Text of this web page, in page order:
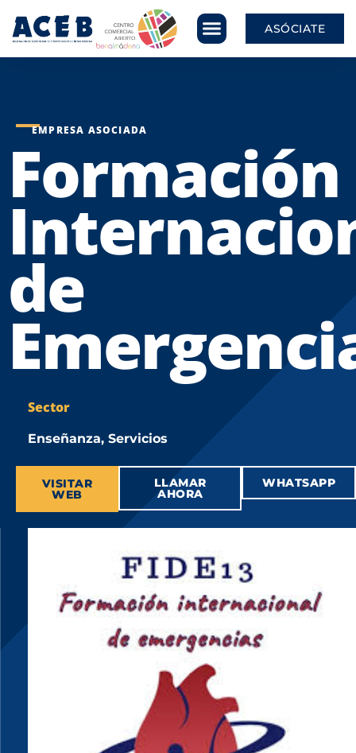
ASÓCIATE
EMPRESA ASOCIADA
Formación
de
Sector
Enseñanza, Servicios
VISITAR
WEB
LLAMAR
AHORA
WHATSAPP